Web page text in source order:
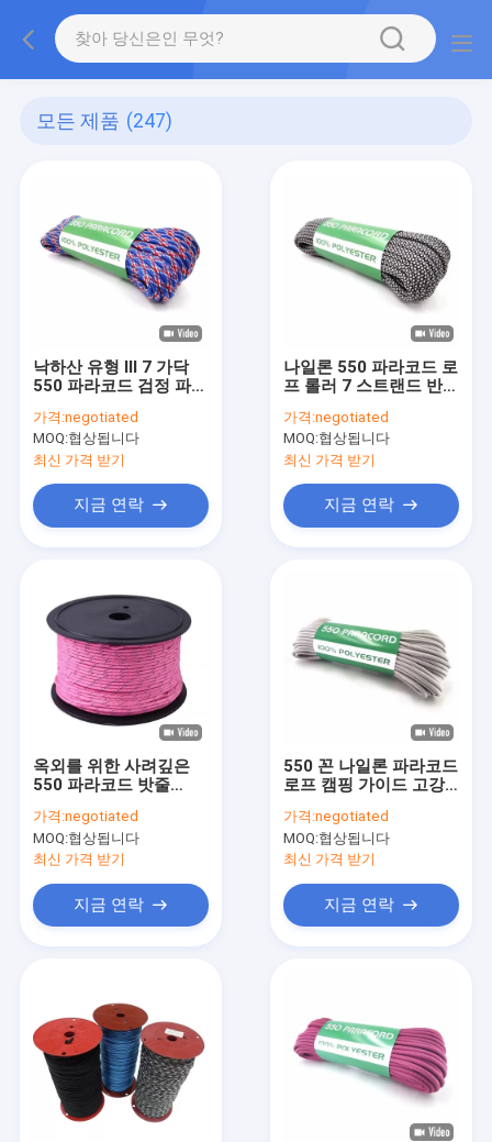
모든 제품 (247)
낙하산 유형 III 7 가닥
550 파라코드 검정 파랑
가격:negotiated
MOQ:협상됩니다
최신 가격 받기
지금 연락
나일론 550 파라코드 로
프 롤러 7 스트랜드 반사
가격:negotiated
MOQ:협상됩니다
최신 가격 받기
지금 연락
옥외를 위한 사려깊은
550 파라코드 밧줄
기능
가격:negotiated
MOQ:협상됩니다
최신 가격 받기
지금 연락
550 꼰 나일론 파라코드
로프 캠핑 가이드 고강
가격:negotiated
MOQ:협상됩니다
최신 가격 받기
지금 연락